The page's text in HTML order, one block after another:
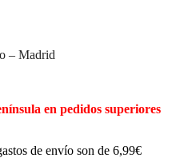
– Madrid
en pedidos superiores
de envío son de 6,99€